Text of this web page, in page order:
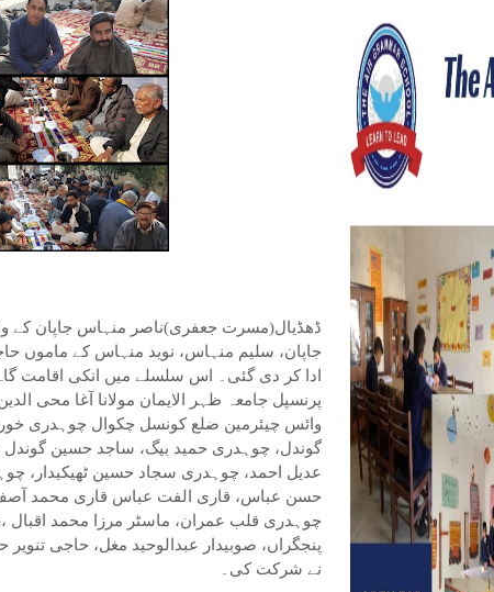
ڈھڈیال(مسرت جعفری)ناصر منہاس جاپان
جاپان، سلیم منہاس، نوید منہاس کے
ادا کر دی گئی۔ اس سلسلے میں انکی اقامت
پرنسپل جامعہ ظہر الایمان مولانا آغا محی
وائس چیئرمین ضلع کونسل چکوال چوہدری
گوندل، چوہدری حمید بیگ، ساجد حسین
عدیل احمد، چوہدری سجاد حسین ٹھیکیدار،
حسن عباس، قاری الفت عباس قاری محمد آصف
چوہدری قلب عمران، ماسٹر مرزا محمد
پنجگراں، صوبیدار عبدالوحید مغل، حاجی
نے شرکت کی۔